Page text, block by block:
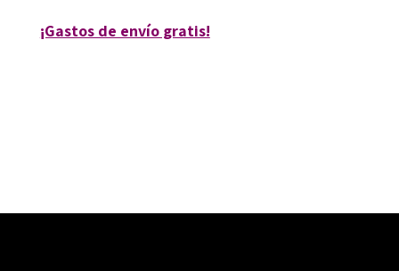
¡Gastos de envío gratis!